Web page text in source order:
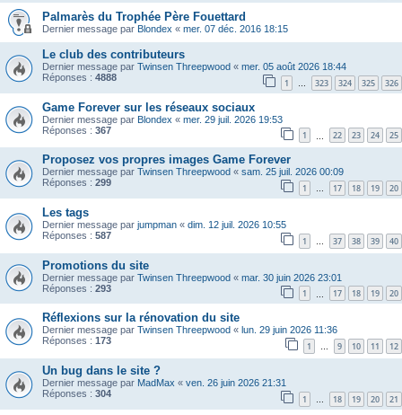
Palmarès du Trophée Père Fouettard
Dernier message par Blondex « mer. 07 déc. 2016 18:15
Le club des contributeurs
Dernier message par Twinsen Threepwood « mer. 05 août 2026 18:44
Réponses : 4888 1 … 323 324 325 326
Game Forever sur les réseaux sociaux
Dernier message par Blondex « mer. 29 juil. 2026 19:53
Réponses : 367 1 22 23 24 25
Proposez vos propres images Game Forever
Dernier message par Twinsen Threepwood « sam. 25 juil. 2026 00:09
Réponses : 299 1 … 17 18 19 20
Les tags
Dernier message par jumpman « dim. 12 juil. 2026 10:55
Réponses : 587 1 … 37 38 39 40
Promotions du site
Dernier message par Twinsen Threepwood « mar. 30 juin 2026 23:01
Réponses : 293 1 17 18 19 20
Réflexions sur la rénovation du site
Dernier message par Twinsen Threepwood « lun. 29 juin 2026 11:36
Réponses : 173 1 … 9 10 11 12
Un bug dans le site ?
Dernier message par MadMax « ven. 26 juin 2026 21:31
Réponses : 304 1 18 19 20 21